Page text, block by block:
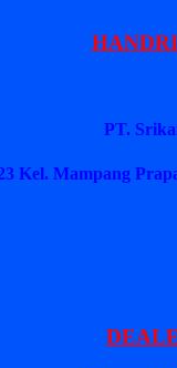
PT.
Kel. Mampang